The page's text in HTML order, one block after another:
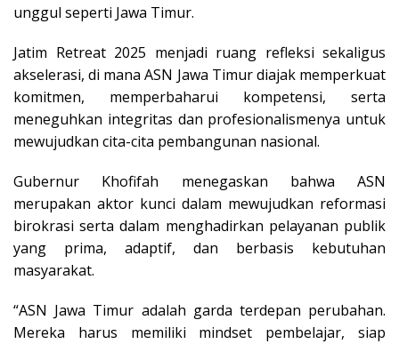
unggul seperti Jawa Timur.
Jatim Retreat 2025 menjadi ruang refleksi sekaligus
akselerasi, di mana ASN Jawa Timur diajak memperkuat
komitmen, memperbaharui kompetensi, serta
meneguhkan integritas dan profesionalismenya untuk
mewujudkan cita-cita pembangunan nasional.
Gubernur Khofifah menegaskan bahwa ASN
merupakan aktor kunci dalam mewujudkan reformasi
birokrasi serta dalam menghadirkan pelayanan publik
yang prima, adaptif, dan berbasis kebutuhan
masyarakat.
“ASN Jawa Timur adalah garda terdepan perubahan.
Mereka harus memiliki mindset pembelajar, siap